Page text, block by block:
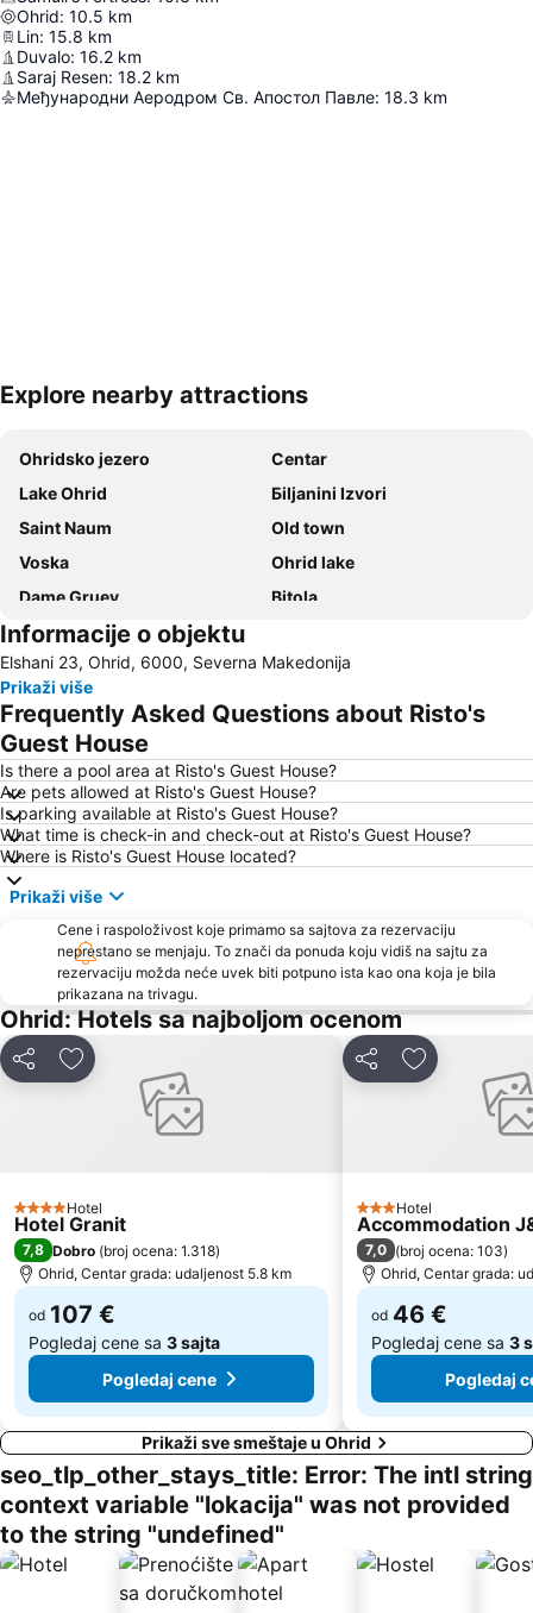
Ohrid: 10.5 km
Lin: 15.8 km
Duvalo: 16.2 km
Saraj Resen: 18.2 km
Међународни Аеродром Св. Апостол Павле: 18.3 km
Explore nearby attractions
Ohridsko jezero
Centar
Lake Ohrid
Бilјаnini Izvori
Saint Naum
Old town
Voska
Ohrid lake
Dame Gruev
Bitola
Goce Delčev
Vidoбištа
Galicica National Park
7 Noemvri
Informacije o objektu
Elshani 23, Ohrid, 6000, Severna Makedonija
Prikaži više
Frequently Asked Questions about Risto's
Guest House
Is there a pool area at Risto's Guest House?
Are pets allowed at Risto's Guest House?
Is parking available at Risto's Guest House?
What time is check-in and check-out at Risto's Guest House?
Where is Risto's Guest House located?
Prikaži više
Cene i raspoloživost koje primamo sa sajtova za rezervaciju
neprestano se menjaju. To znači da ponuda koju vidiš na sajtu za
rezervaciju možda neće uvek biti potpuno ista kao ona koja je bila
prikazana na trivagu.
Ohrid: Hotels sa najboljom ocenom
Deli Dodati u favorite
4 Zvezdice
Hotel
Hotel Granit
7,8 Dobro (broj ocena: 1.318)
Ohrid, Centar grada: udaljenost 5.8 km
od 107 €
Pogledaj cene sa 3 sajta
Pogledaj cene
Deli Dodati u
3 Zvezdice
Hotel
Accommodation
7,0 (broj ocena: 103)
Ohrid, Centar grada:
od 46 €
Pogledaj cene sa 3
Pogledaj
Prikaži sve smeštaje u Ohrid
seo_tlp_other_stays_title: Error: The intl string
context variable "lokacija" was not provided
to the string "undefined"